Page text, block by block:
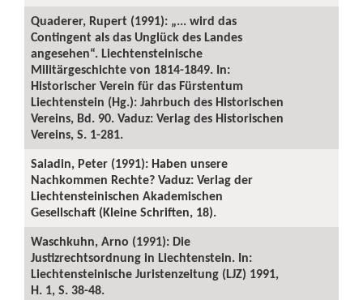
Quaderer, Rupert (1991): „... wird das
Contingent als das Unglück des Landes
angesehen“. Liechtensteinische
Militärgeschichte von 1814-1849. In:
Historischer Verein für das Fürstentum
Liechtenstein (Hg.): Jahrbuch des Historischen
Vereins, Bd. 90. Vaduz: Verlag des Historischen
Vereins, S. 1-281.
Saladin, Peter (1991): Haben unsere
Nachkommen Rechte? Vaduz: Verlag der
Liechtensteinischen Akademischen
Gesellschaft (Kleine Schriften, 18).
Waschkuhn, Arno (1991): Die
Justizrechtsordnung in Liechtenstein. In:
Liechtensteinische Juristenzeitung (LJZ) 1991,
H. 1, S. 38-48.